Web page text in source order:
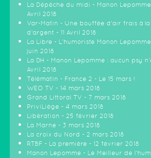
La Dépêche du midi - Manon
Avril 2018
Var-Matin - Une bouffée d'air frais à la
d'argent - 11 Avril 2018
La Libre - L'humoriste Manon
juin 2018
La DH - Manon Lepomme : aucun psy
Avril 2018
Télématin - France 2 - Le 15 mars !
WEO TV - 14 mars 2018
Grand Littoral TV - 7 mars 2018
PriviLiège - 4 mars 2018
Libération - 25 février 2018
La Marne - 3 mars 2018
La croix du Nord - 2 mars 2018
RTBF - La première - 12 février 2018
Manon Lepomme - Le Meilleur de